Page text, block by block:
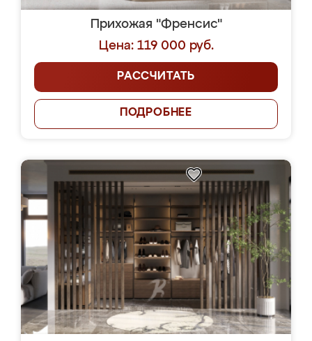
Прихожая "Френсис"
Цена: 119 000 руб.
РАССЧИТАТЬ
ПОДРОБНЕЕ